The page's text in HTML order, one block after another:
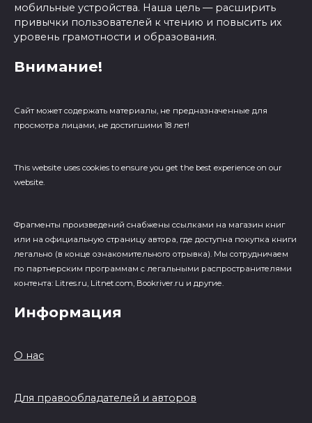
мобильные устройства. Наша цель — расширить
привычки пользователей к чтению и повысить их
уровень грамотности и образования.
Внимание!
Сайт может содержать материалы, не предназначенные для
просмотра лицами, не достигшими 18 лет!
This website uses cookies to ensure you get the best experience on our
website.
Фрагменты произведений cнабжены ссылками на магазин книг
или на официальную страницу автора, где доступна покупка книги
легально (в конце ознакомительного отрывка). Мы сотрудничаем
по партнерским программам с легальными распространителями
контента: Litres.ru, Litnet.com, Bookriver.ru и другие.
Информация
О нас
Для правообладателей и авторов